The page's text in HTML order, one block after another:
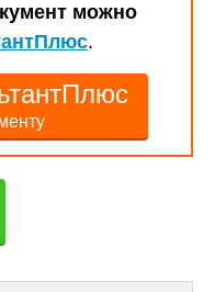
можно
.